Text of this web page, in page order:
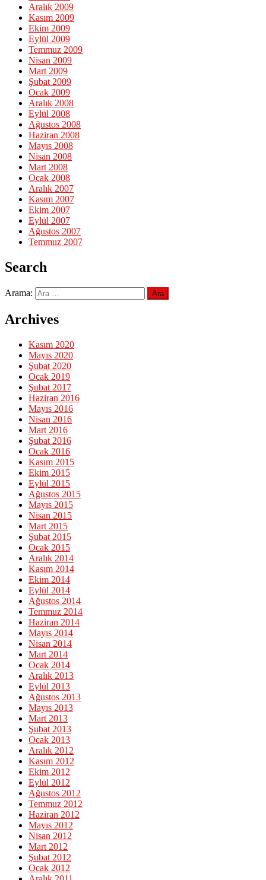
Aralık 2009
Kasım 2009
Ekim 2009
Eylül 2009
Temmuz 2009
Nisan 2009
Mart 2009
Şubat 2009
Ocak 2009
Aralık 2008
Eylül 2008
Ağustos 2008
Haziran 2008
Mayıs 2008
Nisan 2008
Mart 2008
Ocak 2008
Aralık 2007
Kasım 2007
Ekim 2007
Eylül 2007
Ağustos 2007
Temmuz 2007
Search
Arama:
Archives
Kasım 2020
Mayıs 2020
Şubat 2020
Ocak 2019
Şubat 2017
Haziran 2016
Mayıs 2016
Nisan 2016
Mart 2016
Şubat 2016
Ocak 2016
Kasım 2015
Ekim 2015
Eylül 2015
Ağustos 2015
Mayıs 2015
Nisan 2015
Mart 2015
Şubat 2015
Ocak 2015
Aralık 2014
Kasım 2014
Ekim 2014
Eylül 2014
Ağustos 2014
Temmuz 2014
Haziran 2014
Mayıs 2014
Nisan 2014
Mart 2014
Ocak 2014
Aralık 2013
Eylül 2013
Ağustos 2013
Mayıs 2013
Mart 2013
Şubat 2013
Ocak 2013
Aralık 2012
Kasım 2012
Ekim 2012
Eylül 2012
Ağustos 2012
Temmuz 2012
Haziran 2012
Mayıs 2012
Nisan 2012
Mart 2012
Şubat 2012
Ocak 2012